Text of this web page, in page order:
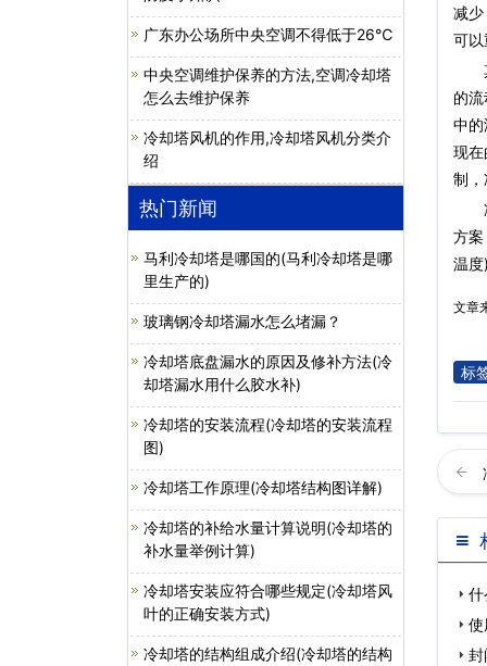
广东办公场所中央空调不得低于26℃
中央空调维护保养的方法,空调冷却塔
怎么去维护保养
冷却塔风机的作用,冷却塔风机分类介
绍
热门新闻
马利冷却塔是哪国的(马利冷却塔是哪
里生产的)
玻璃钢冷却塔漏水怎么堵漏？
冷却塔底盘漏水的原因及修补方法(冷
却塔漏水用什么胶水补)
冷却塔的安装流程(冷却塔的安装流程
图)
冷却塔工作原理(冷却塔结构图详解)
冷却塔的补给水量计算说明(冷却塔的
补水量举例计算)
冷却塔安装应符合哪些规定(冷却塔风
叶的正确安装方式)
冷却塔的结构组成介绍(冷却塔的结构
减
可
其
的
中
现
制
方
温
文章
标
什
使
封